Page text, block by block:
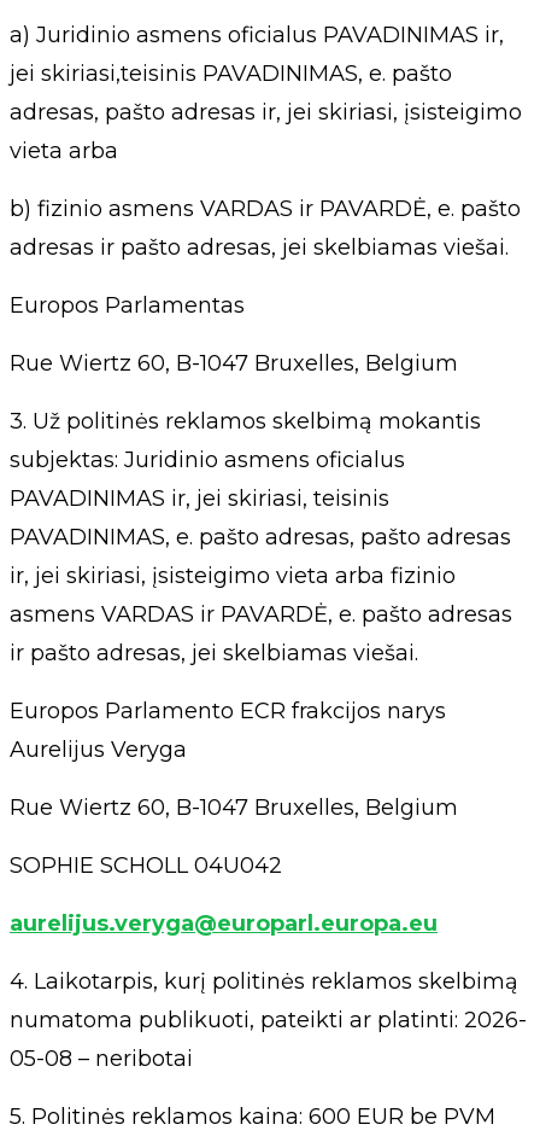
a) Juridinio asmens oficialus PAVADINIMAS ir,
jei skiriasi,teisinis PAVADINIMAS, e. pašto
adresas, pašto adresas ir, jei skiriasi, įsisteigimo
vieta arba
b) fizinio asmens VARDAS ir PAVARDĖ, e. pašto
adresas ir pašto adresas, jei skelbiamas viešai.
Europos Parlamentas
Rue Wiertz 60, B-1047 Bruxelles, Belgium
3. Už politinės reklamos skelbimą mokantis
subjektas: Juridinio asmens oficialus
PAVADINIMAS ir, jei skiriasi, teisinis
PAVADINIMAS, e. pašto adresas, pašto adresas
ir, jei skiriasi, įsisteigimo vieta arba fizinio
asmens VARDAS ir PAVARDĖ, e. pašto adresas
ir pašto adresas, jei skelbiamas viešai.
Europos Parlamento ECR frakcijos narys
Aurelijus Veryga
Rue Wiertz 60, B-1047 Bruxelles, Belgium
SOPHIE SCHOLL 04U042
aurelijus.veryga@europarl.europa.eu
4. Laikotarpis, kurį politinės reklamos skelbimą
numatoma publikuoti, pateikti ar platinti: 2026-
05-08 – neribotai
5. Politinės reklamos kaina: 600 EUR be PVM